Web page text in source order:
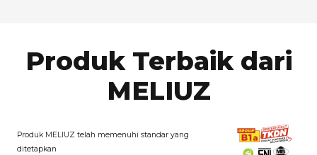
Produk Terbaik dari
MELIUZ
Produk MELIUZ telah memenuhi standar yang
ditetapkan